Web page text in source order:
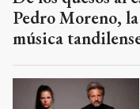
música